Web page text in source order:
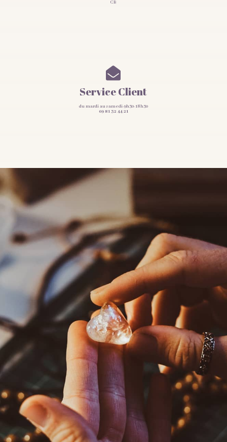
CB

Service Client
du mardi au samedi-9h30-18h30
09 81 32 44 21